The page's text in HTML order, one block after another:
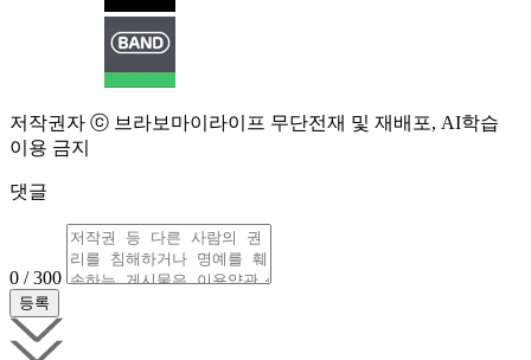
저작권자 ⓒ 브라보마이라이프 무단전재 및 재배포, AI학습
이용 금지
댓글
0 / 300